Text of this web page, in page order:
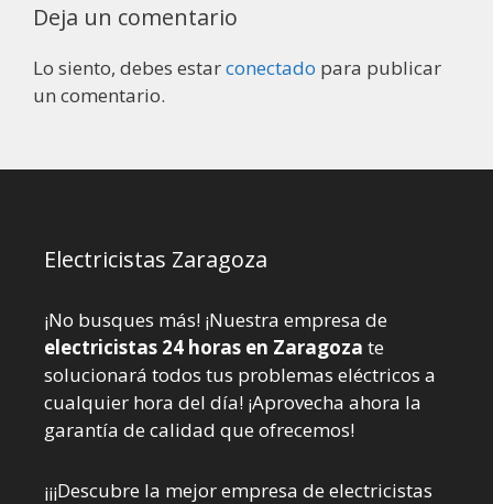
Deja un comentario
Lo siento, debes estarconectado para publicar
un comentario.
Electricistas Zaragoza
¡No busques más! ¡Nuestra empresa de
electricistas 24 horas en Zaragoza te
solucionará todos tus problemas eléctricos a
cualquier hora del día! ¡Aprovecha ahora la
garantía de calidad que ofrecemos!
¡¡¡Descubre la mejor empresa de electricistas